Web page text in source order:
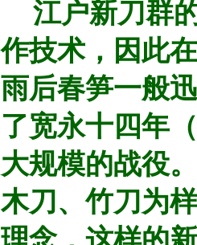
江户新刀群
作技术，因此
雨后春笋一般
了宽永十四年
大规模的战役
木刀、竹刀为
理念，这样的